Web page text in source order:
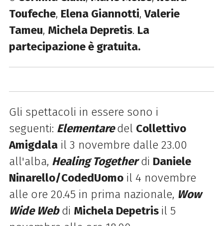
Toufeche, Elena Giannotti,Valerie
Tameu, Michela Depretis. La
partecipazione è gratuita.
Gli spettacoli in essere sono i
seguenti: Elementaredel Collettivo
Amigdalail 3 novembre dalle 23.00
all'alba, Healing Togetherdi Daniele
Ninarello/CodedUomoil 4 novembre
alle ore 20.45 in prima nazionale, Wow
Wide Webdi Michela Depetris il 5